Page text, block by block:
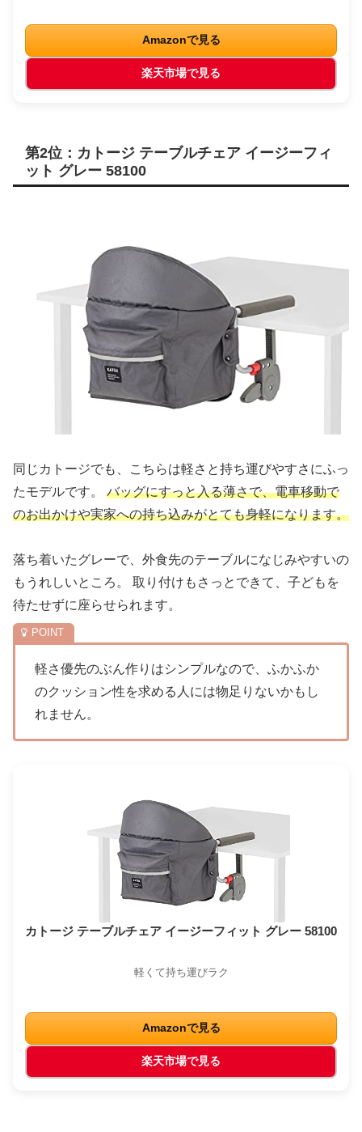
Amazonで見る
楽天市場で見る
第2位：カトージ テーブルチェア イージーフィ
ット グレー 58100
同じカトージでも、こちらは軽さと持ち運びやすさにふっ
たモデルです。 バッグにすっと入る薄さで、電車移動で
のお出かけや実家への持ち込みがとても身軽になります。
落ち着いたグレーで、外食先のテーブルになじみやすいの
もうれしいところ。 取り付けもさっとできて、子どもを
待たせずに座らせられます。
軽さ優先のぶん作りはシンプルなので、ふかふか
のクッション性を求める人には物足りないかもし
れません。
カトージ テーブルチェア イージーフィット グレー 58100
軽くて持ち運びラク
Amazonで見る
楽天市場で見る